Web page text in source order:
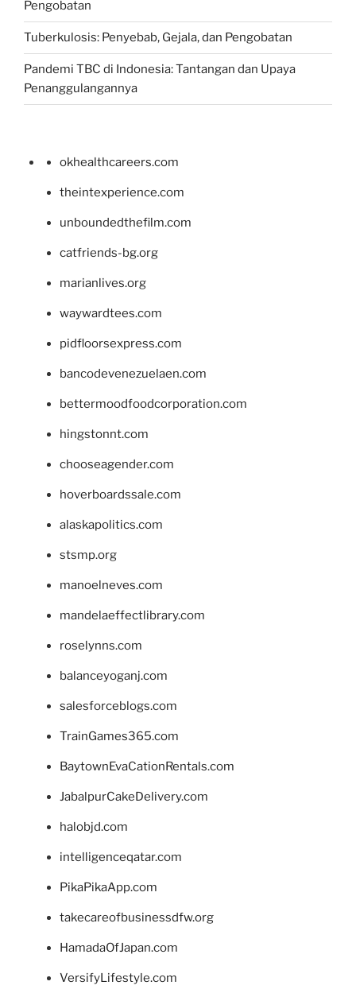
Pengobatan
Tuberkulosis: Penyebab, Gejala, dan Pengobatan
Pandemi TBC di Indonesia: Tantangan dan Upaya
Penanggulangannya
okhealthcareers.com
theintexperience.com
unboundedthefilm.com
catfriends-bg.org
marianlives.org
waywardtees.com
pidfloorsexpress.com
bancodevenezuelaen.com
bettermoodfoodcorporation.com
hingstonnt.com
chooseagender.com
hoverboardssale.com
alaskapolitics.com
stsmp.org
manoelneves.com
mandelaeffectlibrary.com
roselynns.com
balanceyoganj.com
salesforceblogs.com
TrainGames365.com
BaytownEvaCationRentals.com
JabalpurCakeDelivery.com
halobjd.com
intelligenceqatar.com
PikaPikaApp.com
takecareofbusinessdfw.org
HamadaOfJapan.com
VersifyLifestyle.com